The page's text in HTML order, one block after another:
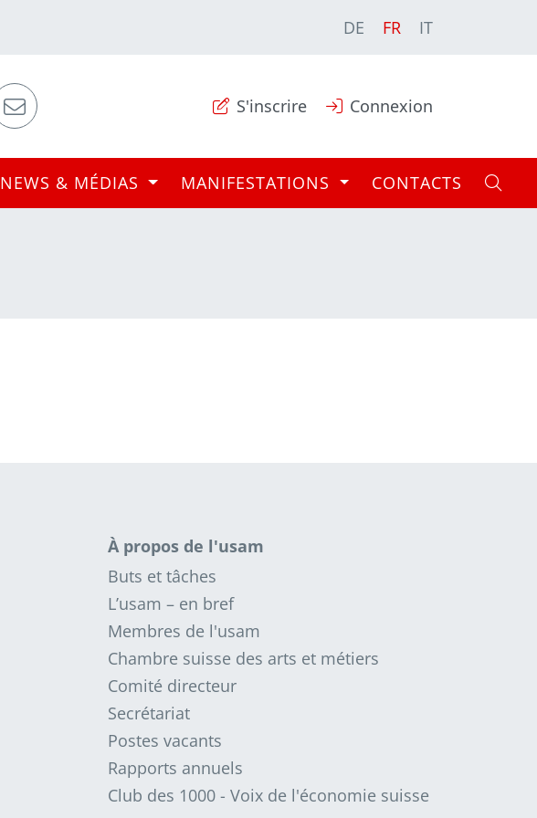
DE FR IT
S'inscrire Connexion
NEWS & MÉDIAS MANIFESTATIONS CONTACTS
À propos de l'usam
Buts et tâches
L’usam – en bref
Membres de l'usam
Chambre suisse des arts et métiers
Comité directeur
Secrétariat
Postes vacants
Rapports annuels
Club des 1000 - Voix de l'économie suisse